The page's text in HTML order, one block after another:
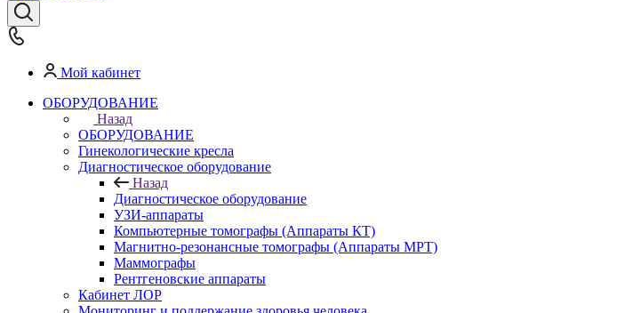
Мой кабинет
ОБОРУДОВАНИЕ
Назад
ОБОРУДОВАНИЕ
Гинекологические кресла
Диагностическое оборудование
Назад
Диагностическое оборудование
УЗИ-аппараты
Компьютерные томографы (Аппараты КТ)
Магнитно-резонансные томографы (Аппараты МРТ)
Маммографы
Рентгеновские аппараты
Кабинет ЛОР